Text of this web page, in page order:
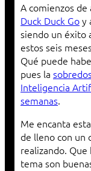
A comienzos de
Duck Duck Goy
siendo un éxito
estos seis
Qué puede
pues la
Inteligencia
semanas.
Me encanta
de lleno con un
realizando. Que
tema son